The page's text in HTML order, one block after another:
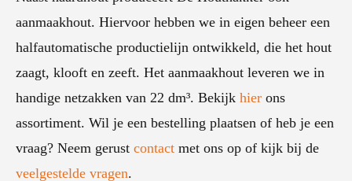
aanmaakhout. Hiervoor hebben we in eigen beheer een
halfautomatische productielijn ontwikkeld, die het hout
zaagt, klooft en zeeft. Het aanmaakhout leveren we in
handige netzakken van 22 dm³. Bekijk hier ons
assortiment. Wil je een bestelling plaatsen of heb je een
vraag? Neem gerust contact met ons op of kijk bij de
veelgestelde vragen.